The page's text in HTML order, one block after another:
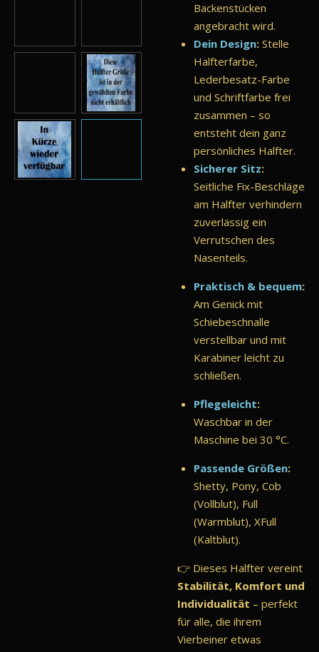
Backenstücken
angebracht wird.
Dein Design:Stelle
Halfterfarbe,
Lederbesatz-Farbe
und Schriftfarbe frei
zusammen – so
entsteht dein ganz
persönliches Halfter.
Sicherer Sitz:
Seitliche Fix-Beschläge
am Halfter verhindern
zuverlässig ein
Verrutschen des
Nasenteils.
Praktisch & bequem:
Am Genick mit
Schiebeschnalle
verstellbar und mit
Karabiner leicht zu
schließen.
Pflegeleicht:
Waschbar in der
Maschine bei 30 °C.
Passende Größen:
Shetty, Pony, Cob
(Vollblut), Full
(Warmblut), XFull
(Kaltblut).
👉 Dieses Halfter vereint
Stabilität, Komfort und
Individualität – perfekt
für alle, die ihrem
Vierbeiner etwas